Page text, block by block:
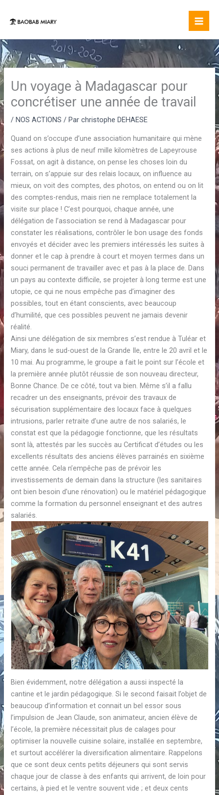
Un voyage à Madagascar pour
concrétiser une année de travail
/NOS ACTIONS / Parchristophe DEHAESE
Quand on s’occupe d’une association humanitaire qui mène
ses actions à plus de neuf mille kilomètres de Lapeyrouse
Fossat, on agit à distance, on pense les choses loin du
terrain, on s’appuie sur des relais locaux, on influence au
mieux, on voit des comptes, des photos, on entend ou on lit
des comptes-rendus, mais rien ne remplace totalement la
visite sur place ! C’est pourquoi, chaque année, une
délégation de l’association se rend à Madagascar pour
constater les réalisations, contrôler le bon usage des fonds
envoyés et décider avec les premiers intéressés les suites à
donner et le cap à prendre à court et moyen termes dans un
souci permanent de travailler avec et pas à la place de. Dans
un pays au contexte difficile, se projeter à long terme est une
utopie, ce qui ne nous empêche pas d’imaginer des
possibles, tout en étant conscients, avec beaucoup
d’humilité, que ces possibles peuvent ne jamais devenir
réalité.
Ainsi une délégation de six membres s’est rendue à Tuléar et
Miary, dans le sud-ouest de la Grande Ile, entre le 20 avril et le
10 mai. Au programme, le groupe a fait le point sur l’école et
la première année plutôt réussie de son nouveau directeur,
Bonne Chance. De ce côté, tout va bien. Même s’il a fallu
recadrer un des enseignants, prévoir des travaux de
sécurisation supplémentaire des locaux face à quelques
intrusions, parler retraite d’une autre de nos salariés, le
constat est que la pédagogie fonctionne, que les résultats
sont là, attestés par les succès au Certificat d’études ou les
excellents résultats des anciens élèves parrainés en sixième
cette année. Cela n’empêche pas de prévoir les
investissements de demain dans la structure (les sanitaires
ont bien besoin d’une rénovation) ou le matériel pédagogique
comme la formation du personnel enseignant et des autres
salariés.
Bien évidemment, notre délégation a aussi inspecté la
cantine et le jardin pédagogique. Si le second faisait l’objet de
beaucoup d’information et connait un bel essor sous
l’impulsion de Jean Claude, son animateur, ancien élève de
l’école, la première nécessitait plus de calages pour
optimiser la nouvelle cuisine solaire, installée en septembre,
et surtout accélérer la diversification alimentaire. Rappelons
que ce sont deux cents petits déjeuners qui sont servis
chaque jour de classe à des enfants qui arrivent, de loin pour
certains, à pied et le ventre souvent vide ; et deux cents